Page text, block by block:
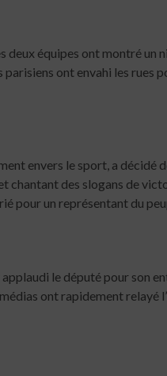
équipes ont montré un
ont envahi les
envers le sport, a décidé
chantant des slogans de
pour un représentant du
le député pour son
ont rapidement relayé